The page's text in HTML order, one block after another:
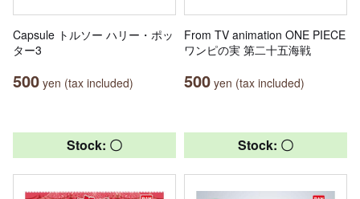
Capsule トルソー ハリー・ポッ
ター3
500 yen (tax included)
From TV animation ONE PIECE
ワンピの実 第二十五海戦
500 yen (tax included)
Stock: 〇 Stock: 〇